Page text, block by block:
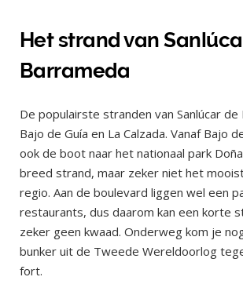
Het strand van
Barrameda
De populairste stranden van Sanlúcar de
Bajo de Guía en La Calzada. Vanaf Bajo
ook de boot naar het nationaal park
breed strand, maar zeker niet het
regio. Aan de boulevard liggen wel een
restaurants, dus daarom kan een korte
zeker geen kwaad. Onderweg kom je
bunker uit de Tweede Wereldoorlog
fort.